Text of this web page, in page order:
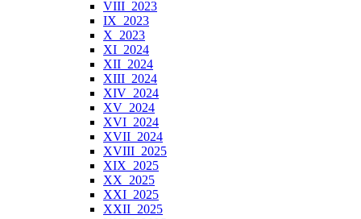
VIII_2023
IX_2023
X_2023
XI_2024
XII_2024
XIII_2024
XIV_2024
XV_2024
XVI_2024
XVII_2024
XVIII_2025
XIX_2025
XX_2025
XXI_2025
XXII_2025